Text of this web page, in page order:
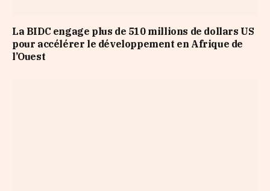
La BIDC engage plus de 510 millions de dollars US
pour accélérer le développement en Afrique de
l’Ouest